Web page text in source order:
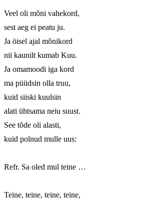
Veel oli mõni vahekord,
sest aeg ei peatu ju.
Ja öisel ajal mõnikord
nii kaunilt kumab Kuu.
Ja omamoodi iga kord
ma püüdsin olla truu,
kuid siiski kuulsin
alati ühtsama neiu suust.
See tõde oli alasti,
kuid polnud mulle uus:
Refr. Sa oled mul teine …
Teine, teine, teine, teine,